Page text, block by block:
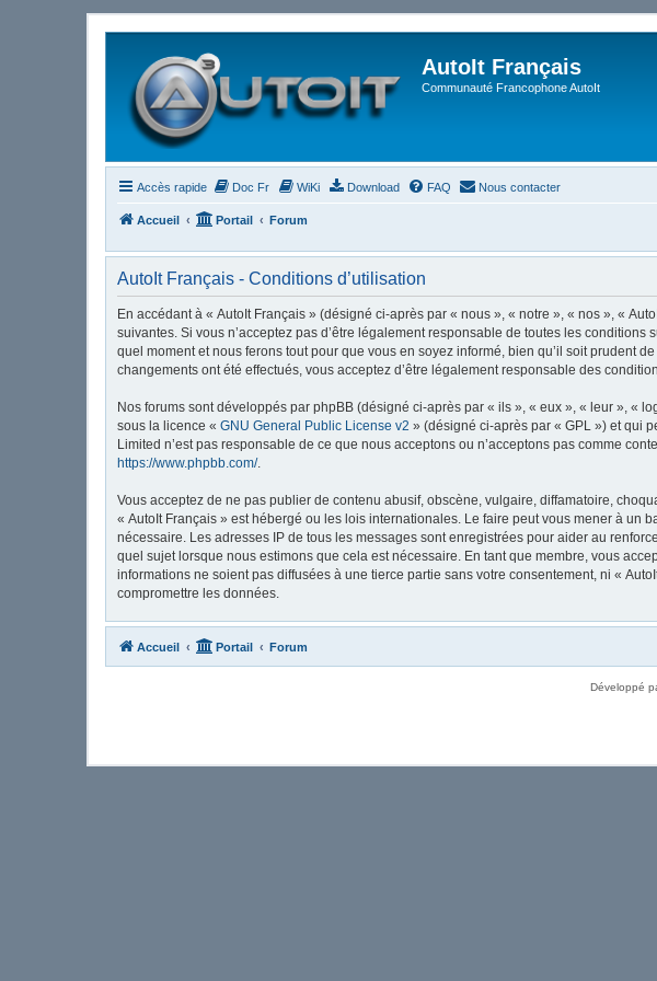
AutoIt Français
Communauté Francophone AutoIt
Accès rapide Doc Fr WiKi Download FAQ Nous contacter
Accueil Portail Forum
AutoIt Français - Conditions d’utilisation
En accédant à « AutoIt Français » (désigné ci-après par « nous », « notre », « nos », «
suivantes. Si vous n’acceptez pas d’être légalement responsable de toutes les
quel moment et nous ferons tout pour que vous en soyez informé, bien qu’il soit prudent
changements ont été effectués, vous acceptez d’être légalement responsable des
Nos forums sont développés par phpBB (désigné ci-après par « ils », « eux », « leur », «
sous la licence « GNU General Public License v2 » (désigné ci-après par « GPL ») et qui
Limited n’est pas responsable de ce que nous acceptons ou n’acceptons pas comme
https://www.phpbb.com/.
Vous acceptez de ne pas publier de contenu abusif, obscène, vulgaire, diffamatoire,
« AutoIt Français » est hébergé ou les lois internationales. Le faire peut vous mener à un
nécessaire. Les adresses IP de tous les messages sont enregistrées pour aider au
quel sujet lorsque nous estimons que cela est nécessaire. En tant que membre, vous
informations ne soient pas diffusées à une tierce partie sans votre consentement, ni «
compromettre les données.
Accueil Portail Forum
Développé